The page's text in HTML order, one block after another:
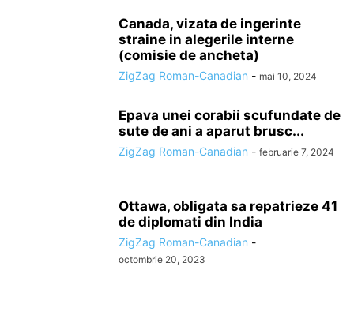
Canada, vizata de ingerinte
straine in alegerile interne
(comisie de ancheta)
ZigZag Roman-Canadian - mai 10, 2024
Epava unei corabii scufundate de
sute de ani a aparut brusc...
ZigZag Roman-Canadian - februarie 7, 2024
Ottawa, obligata sa repatrieze 41
de diplomati din India
ZigZag Roman-Canadian -
octombrie 20, 2023